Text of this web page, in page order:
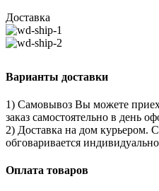
Доставка
Варианты доставки
1) Самовывоз Вы можете
заказ самостоятельно в день
2) Доставка на дом курьером.
обговаривается
Оплата товаров